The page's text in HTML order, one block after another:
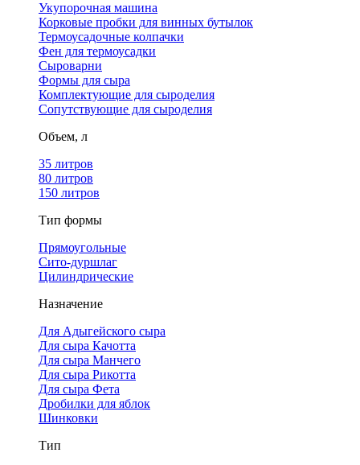
Укупорочная машина
Корковые пробки для винных бутылок
Термоусадочные колпачки
Фен для термоусадки
Сыроварни
Формы для сыра
Комплектующие для сыроделия
Сопутствующие для сыроделия
Объем, л
35 литров
80 литров
150 литров
Тип формы
Прямоугольные
Сито-дуршлаг
Цилиндрические
Назначение
Для Адыгейского сыра
Для сыра Качотта
Для сыра Манчего
Для сыра Рикотта
Для сыра Фета
Дробилки для яблок
Шинковки
Тип